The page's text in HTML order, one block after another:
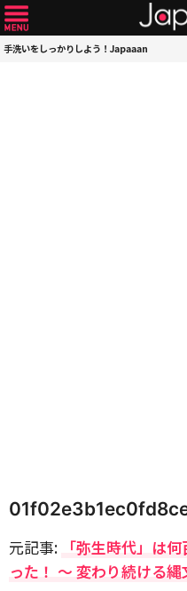
手洗いをしっかりしよう！Japaaan
元記事: 「弥生時代」は
った！ 〜 変わり続ける